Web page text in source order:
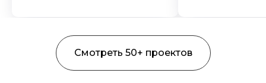
Смотреть 50+ проектов